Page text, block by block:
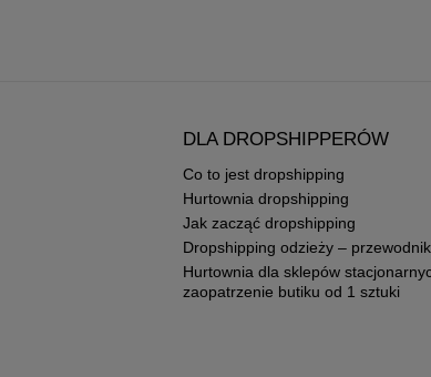
DLA DROPSHIPPERÓW
Co to jest dropshipping
Hurtownia dropshipping
Jak zacząć dropshipping
Dropshipping odzieży – przewodnik
Hurtownia dla sklepów
zaopatrzenie butiku od 1 sztuki